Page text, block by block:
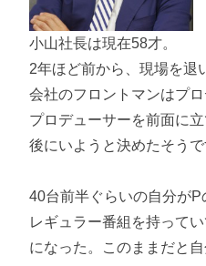
小山社長は現在58才。
2年ほど前から、現場を退
会社のフロントマンはプ
プロデューサーを前面に
後にいようと決めたそうで
40台前半ぐらいの自分が
レギュラー番組を持って
になった。このままだと